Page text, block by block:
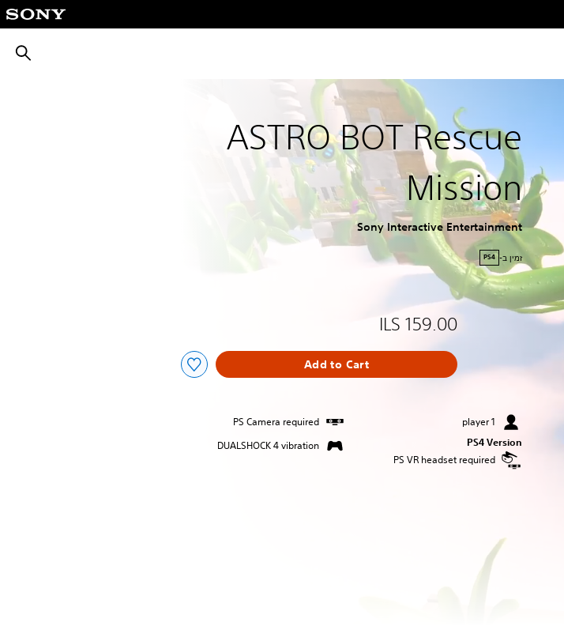
ASTRO BOT Rescue
Mission
Sony Interactive Entertainment
זמין ב- PS4
ILS 159.00
Add to Cart
1 player
PS4 Version
PS VR headset required
PS Camera required
DUALSHOCK 4 vibration